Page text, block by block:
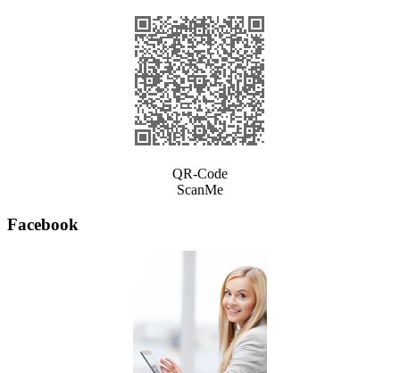
QR-Code
ScanMe
Facebook